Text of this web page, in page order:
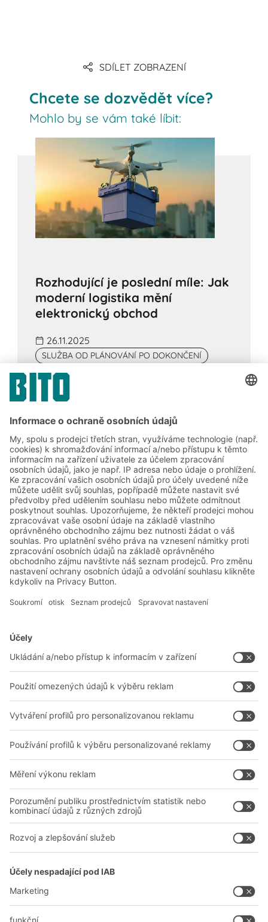
SDÍLET ZOBRAZENÍ
Chcete se dozvědět více?
Mohlo by se vám také líbit:
Rozhodující je poslední míle: Jak
moderní logistika mění
elektronický obchod
26.11.2025
SLUŽBA OD PLÁNOVÁNÍ PO DOKONČENÍ
Poslední míle je rozhodujícím faktorem pro
úspěch v elektronickém obchodování –
zákazníků. Rostoucí objemy zásilek,
nedostatek kvalifikovaných pracovníků a
vysoké náklady činí inovativní řešení a
digitální strategie dodavatelského řetězce
nepostradatelnými.
Řešení BITO
Řešení pro intralogistiku
Boxy & přepravky
Regály a regálové systémy
Naše služby
Kontaktní formulář
Společnost
Naše celosvětová síť
Naše závody
Sledujte nás
YOUR LIFE.